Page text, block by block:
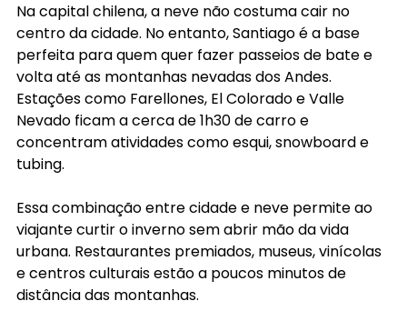
Na capital chilena, a neve não costuma cair no
centro da cidade. No entanto, Santiago é a base
perfeita para quem quer fazer passeios de bate e
volta até as montanhas nevadas dos Andes.
Estações como Farellones, El Colorado e Valle
Nevado ficam a cerca de 1h30 de carro e
concentram atividades como esqui, snowboard e
tubing.
Essa combinação entre cidade e neve permite ao
viajante curtir o inverno sem abrir mão da vida
urbana. Restaurantes premiados, museus, vinícolas
e centros culturais estão a poucos minutos de
distância das montanhas.